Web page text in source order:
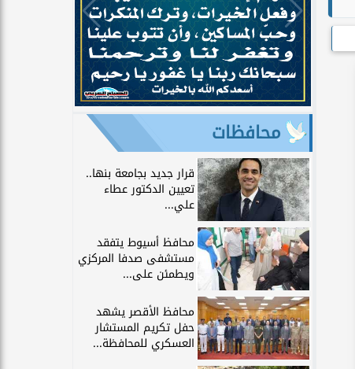
محافظات
قرار جديد بجامعة بنها..
تعيين الدكتور عطاء
علي...
محافظ أسيوط يتفقد
مستشفى صدفا المركزي
ويطمئن على...
محافظ الأقصر يشهد
حفل تكريم المستشار
العسكري للمحافظة...